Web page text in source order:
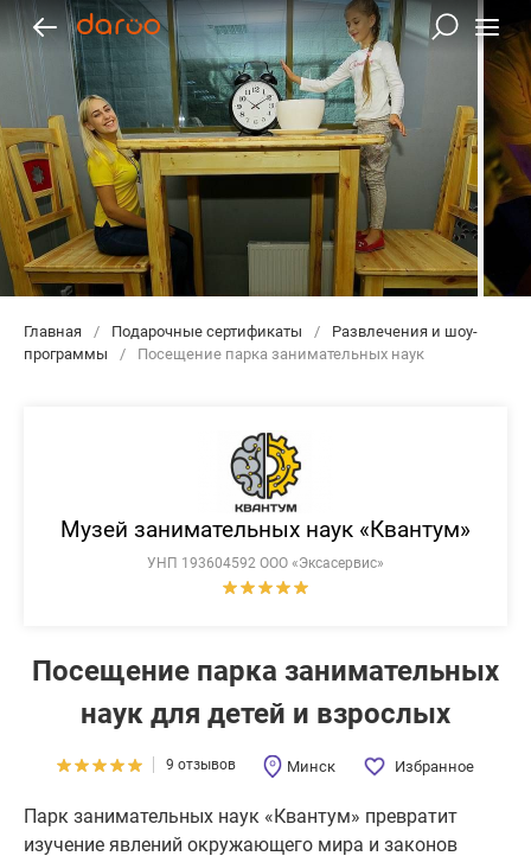
Главная / Подарочные сертификаты /
Развлечения и шоу-
программы
/ Посещение парка занимательных наук
Музей занимательных наук «Квантум»
УНП 193604592 ООО «Эксасервис»
Посещение парка занимательных
наук для детей и взрослых
9 отзывов Минск Избранное
Парк занимательных наук «Квантум» превратит
изучение явлений окружающего мира и законов